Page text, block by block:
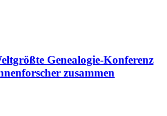
Genealogie-Konferenz
zusammen